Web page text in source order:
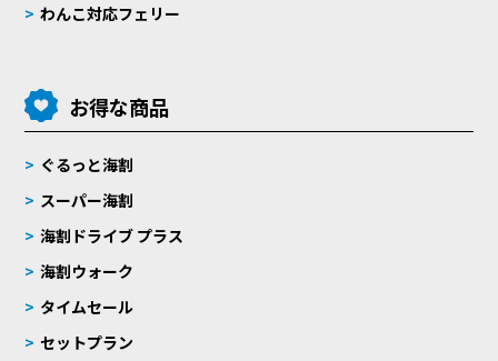
わんこ対応フェリー
お得な商品
ぐるっと海割
スーパー海割
海割ドライブ プラス
海割ウォーク
タイムセール
セットプラン